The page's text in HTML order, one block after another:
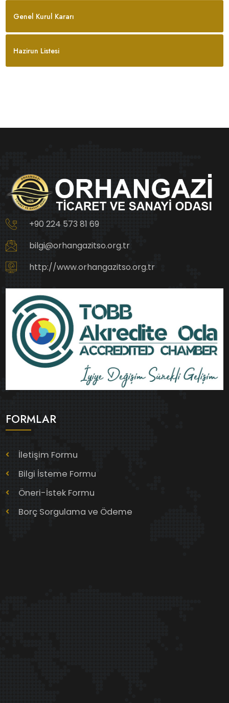
Genel Kurul Kararı
Hazirun Listesi
+90 224 573 81 69
bilgi@orhangazitso.org.tr
http://www.orhangazitso.org.tr
FORMLAR
İletişim Formu
Bilgi İsteme Formu
Öneri-İstek Formu
Borç Sorgulama ve Ödeme